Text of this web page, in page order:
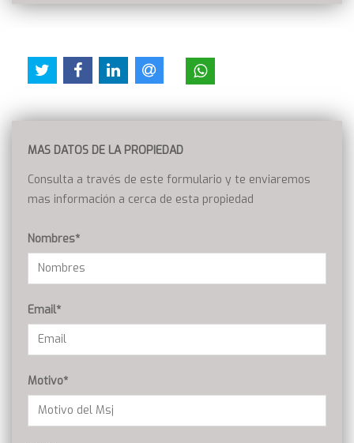
MAS DATOS DE LA PROPIEDAD
Consulta a través de este formulario y te enviaremos
mas información a cerca de esta propiedad
Nombres*
Email*
Motivo*